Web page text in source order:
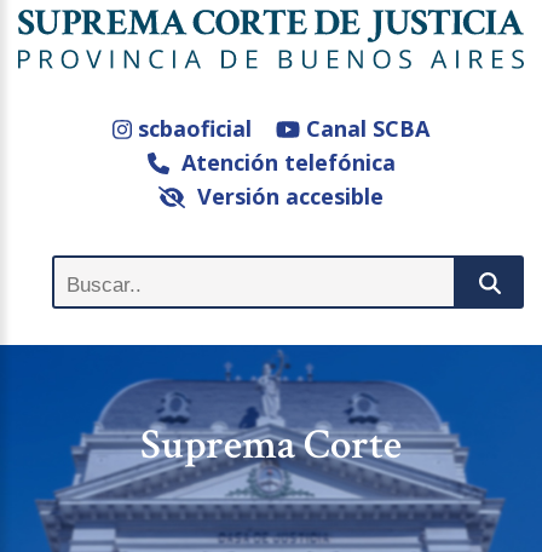
scbaoficial
Canal SCBA
Atención telefónica
Versión accesible
Suprema Corte